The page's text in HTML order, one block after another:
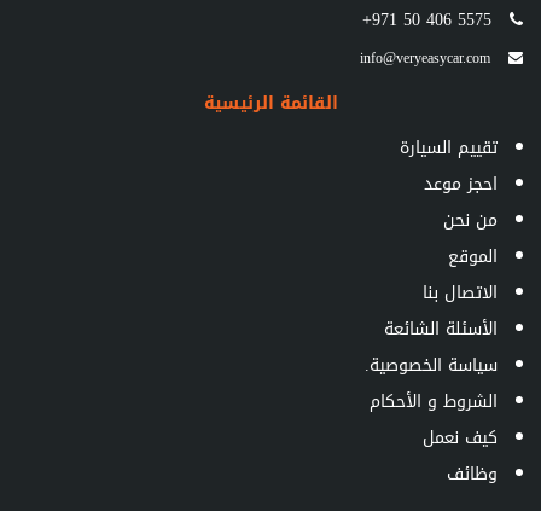
+971 50 406 5575
info@veryeasycar.com
القائمة الرئيسية
تقييم السيارة
احجز موعد
من نحن
الموقع
الاتصال بنا
الأسئلة الشائعة
سياسة الخصوصية.
الشروط و الأحكام
كيف نعمل
وظائف